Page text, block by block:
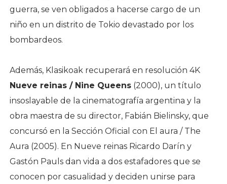
guerra, se ven obligados a hacerse cargo de un
niño en un distrito de Tokio devastado por los
bombardeos.
Además, Klasikoak recuperará en resolución 4K
Nueve reinas / Nine Queens(2000), un título
insoslayable de la cinematografía argentina y la
obra maestra de su director, Fabián Bielinsky, que
concursó en la Sección Oficial con El aura / The
Aura (2005). En Nueve reinas Ricardo Darín y
Gastón Pauls dan vida a dos estafadores que se
conocen por casualidad y deciden unirse para